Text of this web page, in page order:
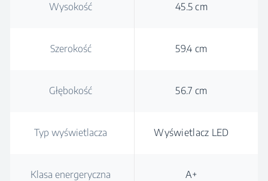
Wysokość 45.5 cm
Szerokość 59.4 cm
Głębokość 56.7 cm
Typ wyświetlacza Wyświetlacz LED
Klasa energeryczna A+